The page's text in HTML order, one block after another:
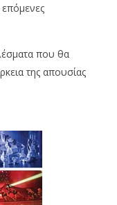
επόμενες
που θα
της απουσίας